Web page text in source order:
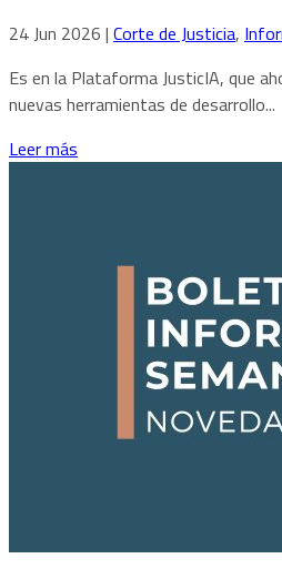
24 Jun 2026 | Corte de Justicia,
Es en la Plataforma JusticIA, que
nuevas herramientas de desarrollo...
Leer más